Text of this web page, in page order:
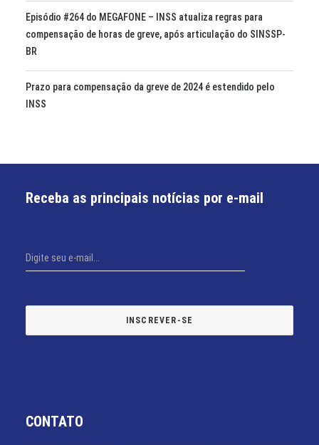
Episódio #264 do MEGAFONE – INSS atualiza regras para
compensação de horas de greve, após articulação do SINSSP-
BR
Prazo para compensação da greve de 2024 é estendido pelo
INSS
Receba as principais notícias por e-mail
CONTATO